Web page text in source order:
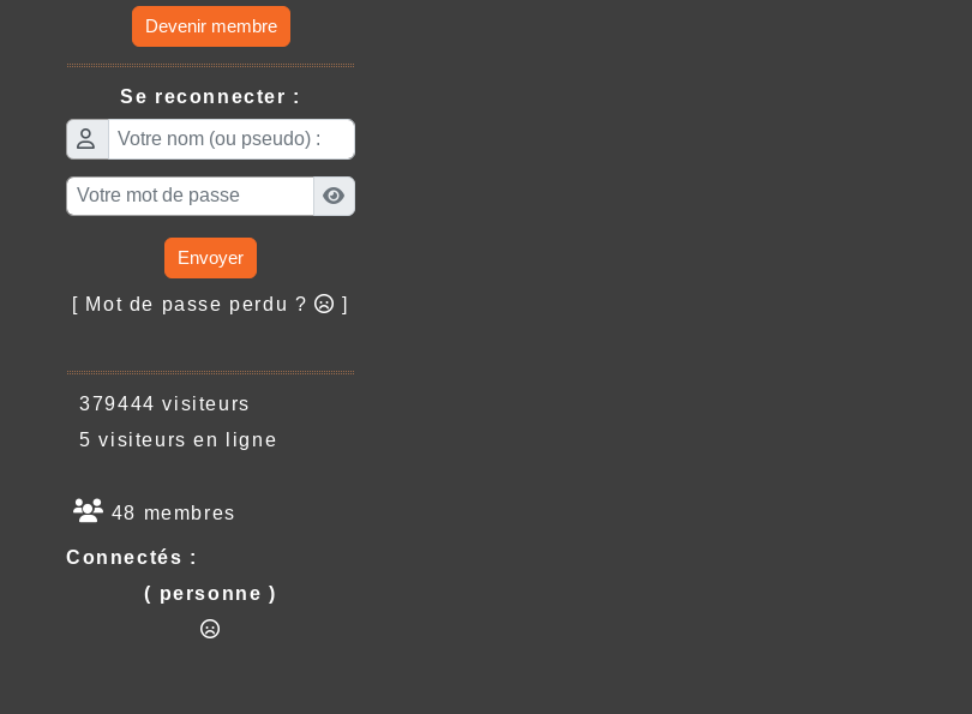
Devenir membre
Se reconnecter :
Envoyer
[ Mot de passe perdu ? ]
379444 visiteurs
5 visiteurs en ligne
48 membres
Connectés :
( personne )